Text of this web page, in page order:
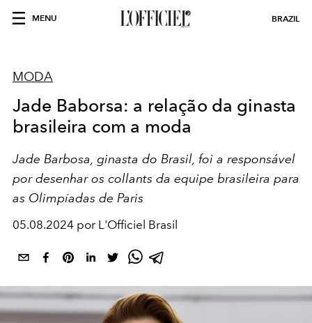
MENU BRAZIL
MODA
Jade Baborsa: a relação da ginasta
brasileira com a moda
Jade Barbosa, ginasta do Brasil, foi a responsável
por desenhar os collants da equipe brasileira para
as Olimpíadas de Paris
05.08.2024 por L'Officiel Brasil